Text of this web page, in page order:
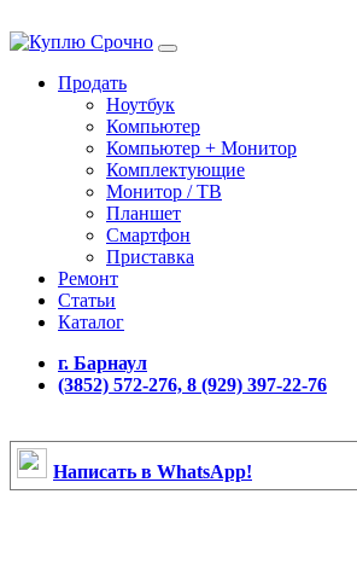
Продать
Ноутбук
Компьютер
Компьютер + Монитор
Комплектующие
Монитор / ТВ
Планшет
Смартфон
Приставка
Ремонт
Статьи
Каталог
г. Барнаул
(3852) 572-276, 8 (929) 397-22-76
Написать в WhatsApp!